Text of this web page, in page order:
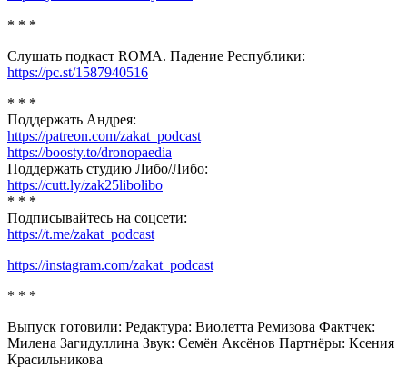
* * *
Слушать подкаст ROMA. Падение Республики:
https://pc.st/1587940516
* * *
Поддержать Андрея:
https://patreon.com/zakat_podcast
https://boosty.to/dronopaedia
Поддержать студию Либо/Либо:
https://cutt.ly/zak25libolibo
* * *
Подписывайтесь на соцсети:
https://t.me/zakat_podcast
https://instagram.com/zakat_podcast
* * *
Выпуск готовили: Редактура: Виолетта Ремизова Фактчек:
Милена Загидуллина Звук: Семён Аксёнов Партнёры: Ксения
Красильникова